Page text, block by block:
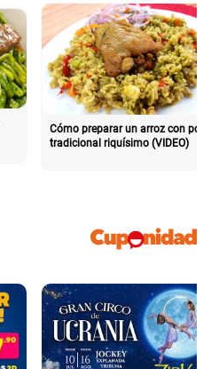
Cómo preparar un arroz con pollo
tradicional riquísimo (VIDEO)